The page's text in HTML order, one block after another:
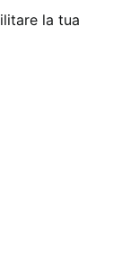
la tua